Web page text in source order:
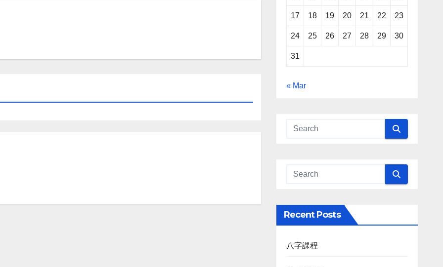
17 18 19 20 21 22 23
24 25 26 27 28 29 30
31
« Mar
Recent Posts
八字課程